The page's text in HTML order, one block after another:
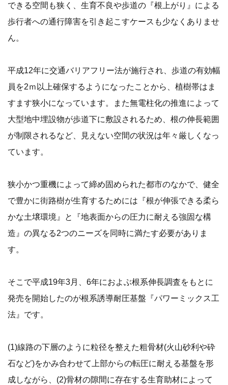
できる空間も狭く、生育不良や歩道の『根上がり』による
歩行者への通行障害を引き起こすケースも少なくありませ
ん。
平成12年に交通バリアフリー法が施行され、歩道の有効幅
員を2ｍ以上確保するようになったことから、植樹帯はま
すます狭小になっています。また無電柱化の推進によって
大型地中埋設物が歩道下に敷設されるため、根の伸長範囲
が制限されるなど、見えない空間の状況は年々厳しくなっ
ています。
狭小かつ重機によって締め固められた都市のなかで、健全
で豊かに街路樹が生育するためには『根が伸張できる柔ら
かな土壌環境』と『地表面からの圧力に耐える強固な構
造』の異なる2つのニーズを同時に満たす必要がありま
す。
そこで平成19年3月、6年におよぶ根系伸長調査をもとに
発売を開始したのが根系誘導耐圧基盤『パワーミックス工
法』です。
(1)線路の下層のように粒径を整えた粗骨材(火山砂利や砕
石など)をかみ合わせて上部からの転圧に耐える基盤を形
成しながら、(2)骨材の隙間に存在する生育助材によって